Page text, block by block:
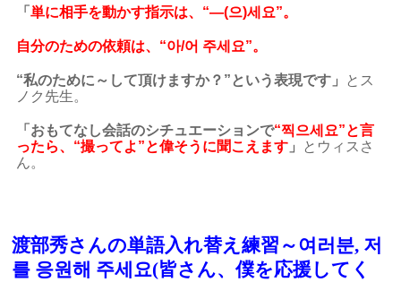
「単に相手を動かす指示は、“―(으)세요”。
自分のための依頼は、“아/어 주세요”。
“私のために～して頂けますか？”という表現です」
とス
ノク先生。
「おもてなし会話のシチュエーションで“찍으세요”と言
ったら、“撮ってよ”と偉そうに聞こえます 」
とウィスさ
ん。
渡部秀さんの単語入れ替え練習～여러분, 저
를 응원해 주세요(皆さん、僕を応援してく